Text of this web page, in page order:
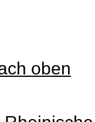
oben